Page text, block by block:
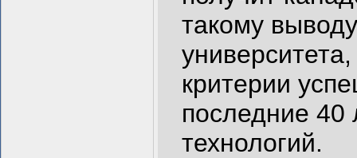
такому
критерии
последние
технологий.